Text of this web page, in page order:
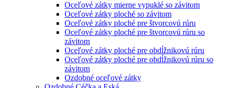
Oceľové zátky mierne vypuklé so závitom
Oceľové zátky ploché so závitom
Oceľové zátky ploché pre štvorcovú rúru
Oceľové zátky ploché pre štvorcovú rúru so
závitom
Oceľové zátky ploché pre obdĺžnikovú rúru
Oceľové zátky ploché pre obdĺžnikovú rúru so
závitom
Ozdobné oceľové zátky